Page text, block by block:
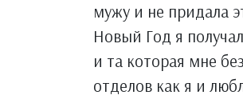
мужу и не придала
Новый Год я
и та которая мне
отделов как я и